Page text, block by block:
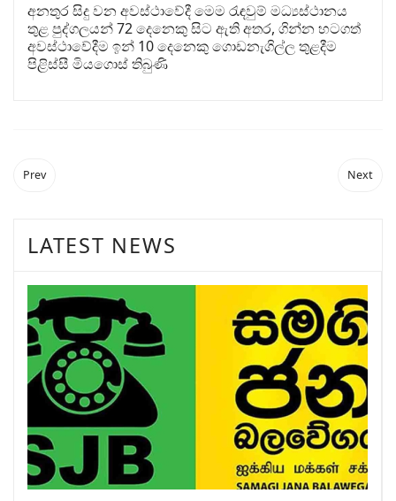
අනතුර සිදු වන අවස්ථාවේදී මෙම රැඳවුම් මධ්‍යස්ථානය
තුළ පුද්ගලයන් 72 දෙනෙකු සිට ඇති අතර, ගින්න හටගත්
අවස්ථාවේදීම ඉන් 10 දෙනෙකු ගොඩනැගිල්ල තුළදීම
පිළිස්සී මියගොස් තිබුණි
Prev Next
LATEST NEWS